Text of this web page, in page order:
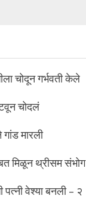
चोदून गर्भवती केले
चोदलं
मारली
मिळून थ्रीसम संभोग
पत्नी वेश्या बनली – २